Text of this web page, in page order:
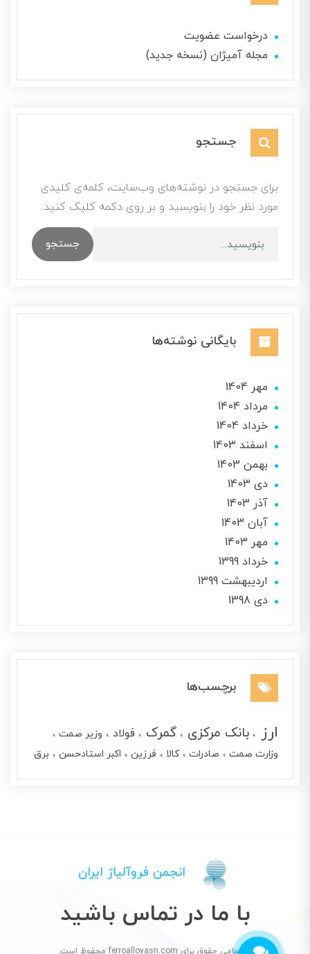
درخواست عضویت
مجله آمیژان (نسخه جدید)
جستجو
برای جستجو در نوشته‌های وب‌سایت، کلمه‌ی کلیدی
مورد نظر خود را بنویسید و بر روی دکمه کلیک کنید.
جستجو
بایگانی نوشته‌ها
مهر 1404
مرداد 1404
خرداد 1404
اسفند 1403
بهمن 1403
دی 1403
آذر 1403
آبان 1403
مهر 1403
خرداد 1399
ارديبهشت 1399
دی 1398
برچسب‌ها
ارز بانک مرکزی گمرک فولاد
وزیر صمت
وزارت صمت صادرات کالا فرزین اکبر استادحسن برق
انجمن فروآلیاژ ایران
با ما در تماس باشید
© تمامی حقوق برای ferroalloyasn.com محفوظ است.